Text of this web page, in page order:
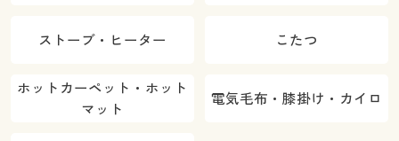
ストーブ・ヒーター こたつ
ホットカーペット・ホット
マット
電気毛布・膝掛け・カイロ